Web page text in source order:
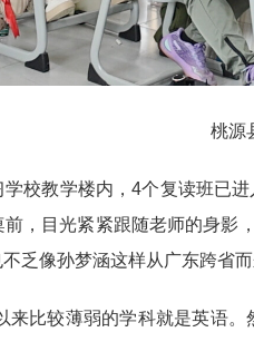
桃源
校教学楼内，4个复读班已
，目光紧紧跟随老师的身影
乏像孙梦涵这样从广东跨省而
来比较薄弱的学科就是英语